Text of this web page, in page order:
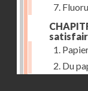
7.
1.
2. Du